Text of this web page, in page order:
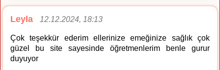
Leyla 12.12.2024, 18:13
Çok teşekkür ederim ellerinize emeğinize sağlık çok
güzel bu site sayesinde öğretmenlerim benle gurur
duyuyor